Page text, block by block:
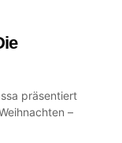
präsentiert
–